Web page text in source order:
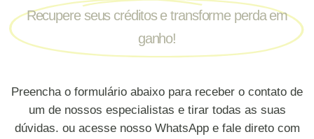
Recupere seus créditos e transforme perda em
ganho!
Preencha o formulário abaixo para receber o contato de
um de nossos especialistas e tirar todas as suas
dúvidas. ou acesse nosso WhatsApp e fale direto com